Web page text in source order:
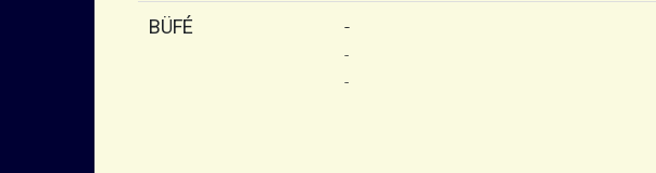
BÜFÉ -
-
-